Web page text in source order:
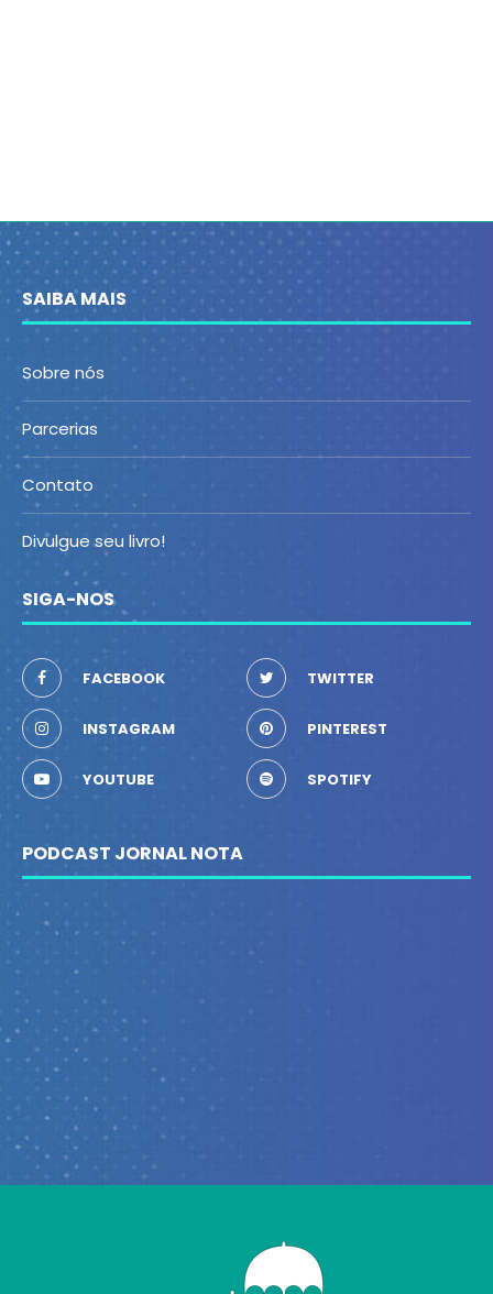
SAIBA MAIS
Sobre nós
Parcerias
Contato
Divulgue seu livro!
SIGA-NOS
FACEBOOK TWITTER
INSTAGRAM PINTEREST
YOUTUBE SPOTIFY
PODCAST JORNAL NOTA